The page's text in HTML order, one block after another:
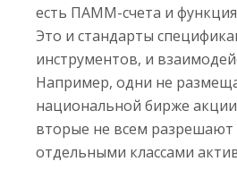
есть ПАММ-счета и
Это и стандарты
инструментов, и
Например, одни не
национальной бирже акции
вторые не всем разрешают
отдельными классами